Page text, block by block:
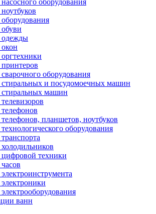
одежды
оборудования
стиральных и посудомоечных машин
стиральных машин
планшетов, ноутбуков
оборудования
цифровой техники
ванн